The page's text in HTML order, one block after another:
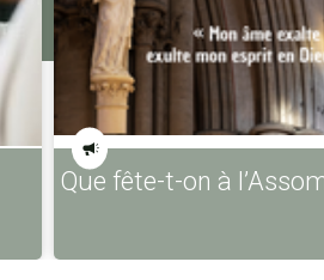
Que fête-t-on à